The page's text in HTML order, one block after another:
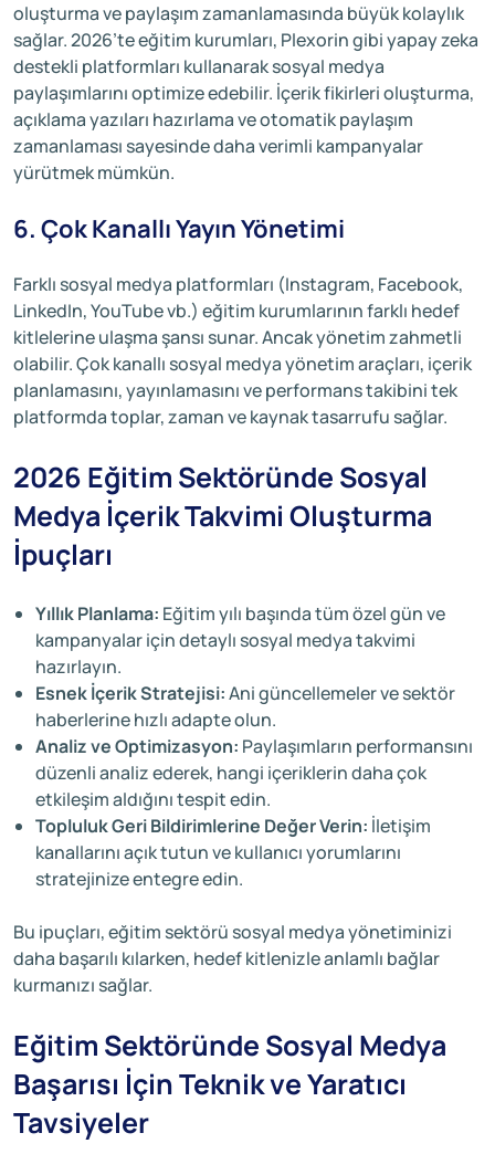
oluşturma ve paylaşım zamanlamasında büyük kolaylık
sağlar. 2026’te eğitim kurumları, Plexorin gibi yapay zeka
destekli platformları kullanarak sosyal medya
paylaşımlarını optimize edebilir. İçerik fikirleri oluşturma,
açıklama yazıları hazırlama ve otomatik paylaşım
zamanlaması sayesinde daha verimli kampanyalar
yürütmek mümkün.
6. Çok Kanallı Yayın Yönetimi
Farklı sosyal medya platformları (Instagram, Facebook,
LinkedIn, YouTube vb.) eğitim kurumlarının farklı hedef
kitlelerine ulaşma şansı sunar. Ancak yönetim zahmetli
olabilir. Çok kanallı sosyal medya yönetim araçları, içerik
planlamasını, yayınlamasını ve performans takibini tek
platformda toplar, zaman ve kaynak tasarrufu sağlar.
2026 Eğitim Sektöründe Sosyal
Medya İçerik Takvimi Oluşturma
İpuçları
Yıllık Planlama: Eğitim yılı başında tüm özel gün ve
kampanyalar için detaylı sosyal medya takvimi
hazırlayın.
Esnek İçerik Stratejisi:Ani güncellemeler ve sektör
haberlerine hızlı adapte olun.
Analiz ve Optimizasyon: Paylaşımların performansını
düzenli analiz ederek, hangi içeriklerin daha çok
etkileşim aldığını tespit edin.
Topluluk Geri Bildirimlerine Değer Verin: İletişim
kanallarını açık tutun ve kullanıcı yorumlarını
stratejinize entegre edin.
Bu ipuçları, eğitim sektörü sosyal medya yönetiminizi
daha başarılı kılarken, hedef kitlenizle anlamlı bağlar
kurmanızı sağlar.
Eğitim Sektöründe Sosyal Medya
Başarısı İçin Teknik ve Yaratıcı
Tavsiyeler